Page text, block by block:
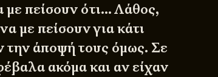
με πείσουν ότι… Λάθος,
με πείσουν για κάτι
την άποψή τους όμως. Σε
ακόμα και αν είχαν